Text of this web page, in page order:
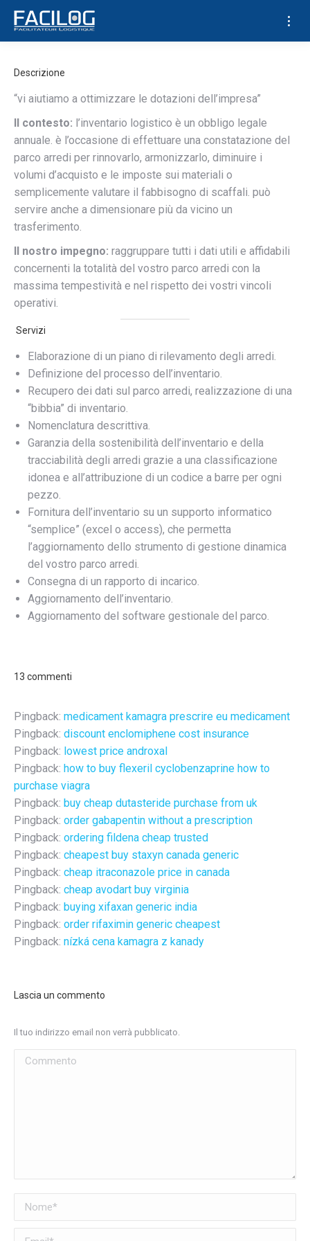
Descrizione
“vi aiutiamo a ottimizzare le dotazioni dell’impresa”
Il contesto: l’inventario logistico è un obbligo legale
annuale. è l’occasione di effettuare una constatazione del
parco arredi per rinnovarlo, armonizzarlo, diminuire i
volumi d’acquisto e le imposte sui materiali o
semplicemente valutare il fabbisogno di scaffali. può
servire anche a dimensionare più da vicino un
trasferimento.
Il nostro impegno: raggruppare tutti i dati utili e affidabili
concernenti la totalità del vostro parco arredi con la
massima tempestività e nel rispetto dei vostri vincoli
operativi.
Servizi
Elaborazione di un piano di rilevamento degli arredi.
Definizione del processo dell’inventario.
Recupero dei dati sul parco arredi, realizzazione di una
“bibbia” di inventario.
Nomenclatura descrittiva.
Garanzia della sostenibilità dell’inventario e della
tracciabilità degli arredi grazie a una classificazione
idonea e all’attribuzione di un codice a barre per ogni
pezzo.
Fornitura dell’inventario su un supporto informatico
“semplice” (excel o access), che permetta
l’aggiornamento dello strumento di gestione dinamica
del vostro parco arredi.
Consegna di un rapporto di incarico.
Aggiornamento dell’inventario.
Aggiornamento del software gestionale del parco.
13 commenti
Pingback: medicament kamagra prescrire eu medicament
Pingback: discount enclomiphene cost insurance
Pingback: lowest price androxal
Pingback: how to buy flexeril cyclobenzaprine how to
purchase viagra
Pingback: buy cheap dutasteride purchase from uk
Pingback: order gabapentin without a prescription
Pingback: ordering fildena cheap trusted
Pingback: cheapest buy staxyn canada generic
Pingback: cheap itraconazole price in canada
Pingback: cheap avodart buy virginia
Pingback: buying xifaxan generic india
Pingback: order rifaximin generic cheapest
Pingback: nízká cena kamagra z kanady
Lascia un commento
Il tuo indirizzo email non verrà pubblicato.
Commento
Nome *
Email *